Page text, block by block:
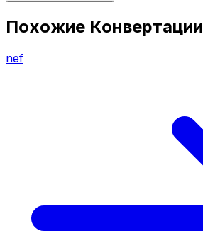
Похожие Конвертации
nef